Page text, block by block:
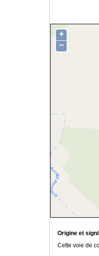
+
−
Origine et
Cette voie de